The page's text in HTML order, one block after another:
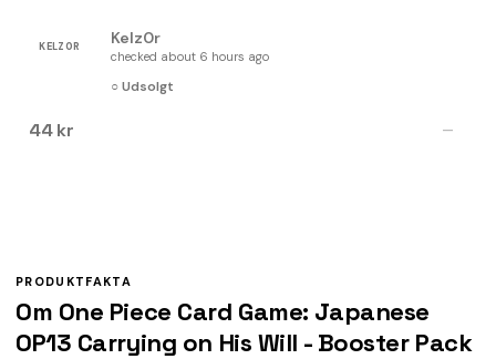
KELZ0R Kelz0r
checked about 6 hours ago
○ Udsolgt
44 kr —
PRODUKTFAKTA
Om One Piece Card Game: Japanese
OP13 Carrying on His Will - Booster Pack